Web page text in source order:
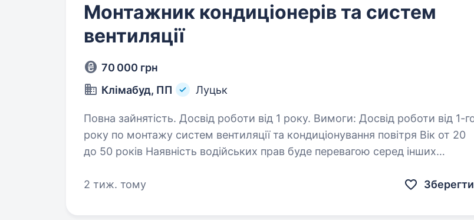
Монтажник кондиціонерів та систем
вентиляції
70 000 грн
Клімабуд, ПП
Луцьк
Повна зайнятість. Досвід роботи від 1 року. Вимоги: Досвід роботи від 1-го
року по монтажу систем вентиляції та кондиціонування повітря Вік от 20
до 50 років Наявність водійських прав буде перевагою серед інших
2 тиж. тому
Зберегти